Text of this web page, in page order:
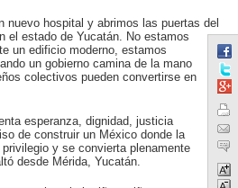
nuevo hospital y abrimos las puertas del
el estado de Yucatán. No estamos
un edificio moderno, estamos
un gobierno camina de la mano
colectivos pueden convertirse en
esperanza, dignidad, justicia
de construir un México donde la
y se convierta plenamente
desde Mérida, Yucatán.